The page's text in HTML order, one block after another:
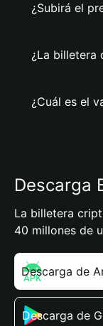
¿Subirá el
¿La billetera
¿Cuál es el
Descarga
La billetera
40 millones de
Descarga de
Descarga de